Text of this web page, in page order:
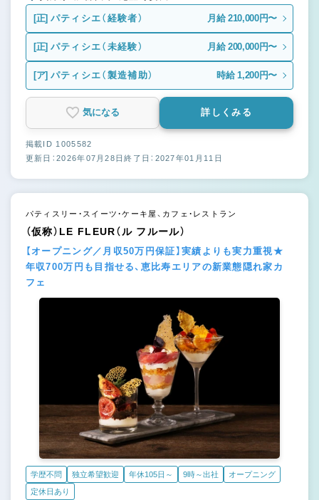
[正] パティシエ（経験者） 月給 210,000円〜
[正] パティシエ（未経験） 月給 200,000円〜
[ア] パティシエ（製造補助） 時給 1,200円〜
気になる 詳しくみる
掲載ID 1005582
更新日：2026年07月28日終了日：2027年01月11日
パティスリー・スイーツ・ケーキ屋、カフェ・レストラン
（仮称）LE FLEUR（ル フルール）
【オープニング／月収50万円保証】実績よりも実力重視★
年収700万円も目指せる、恵比寿エリアの新業態隠れ家カ
フェ
学歴不問 独立希望歓迎 年休105日～ 9時～出社
オープニング
定休日あり